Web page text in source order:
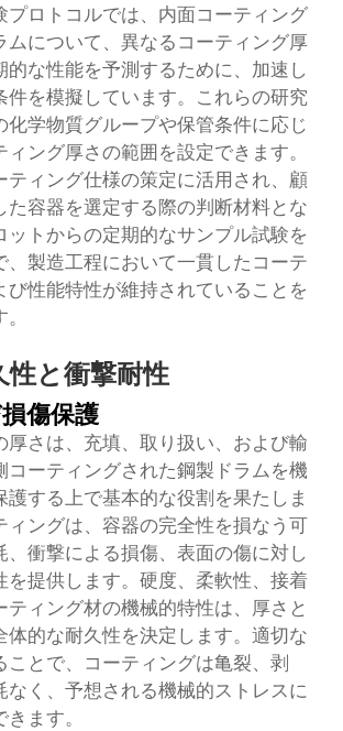
プロトコルでは、内面コーティング
ムについて、異なるコーティング厚
的な性能を予測するために、加速し
件を模擬しています。これらの研究
化学物質グループや保管条件に応じ
ング厚さの範囲を設定できます。
ティング仕様の策定に活用され、顧
た容器を選定する際の判断材料とな
ットからの定期的なサンプル試験を
、製造工程において一貫したコーテ
び性能特性が維持されていることを
性と衝撃耐性
傷保護
厚さは、充填、取り扱い、および輸
コーティングされた鋼製ドラムを機
護する上で基本的な役割を果たしま
ィングは、容器の完全性を損なう可
、衝撃による損傷、表面の傷に対し
を提供します。硬度、柔軟性、接着
ティング材の機械的特性は、厚さと
体的な耐久性を決定します。適切な
ことで、コーティングは亀裂、剥
なく、予想される機械的ストレスに
ます。